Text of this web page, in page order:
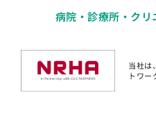
病院・診療所・ク
当社は
トワー